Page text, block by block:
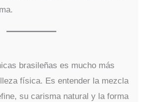
brasileñas es mucho más
física. Es entender la mezcla
su carisma natural y la forma